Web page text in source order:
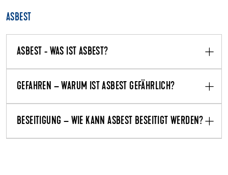
ASBEST
ASBEST - WAS IST ASBEST?
GEFAHREN – WARUM IST ASBEST GEFÄHRLICH?
BESEITIGUNG – WIE KANN ASBEST BESEITIGT WERDEN?